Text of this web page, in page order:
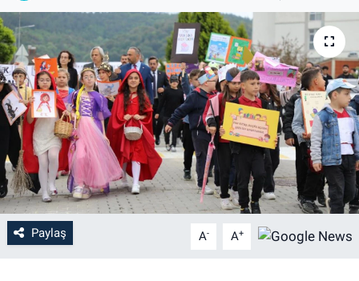
Paylaş A- A+